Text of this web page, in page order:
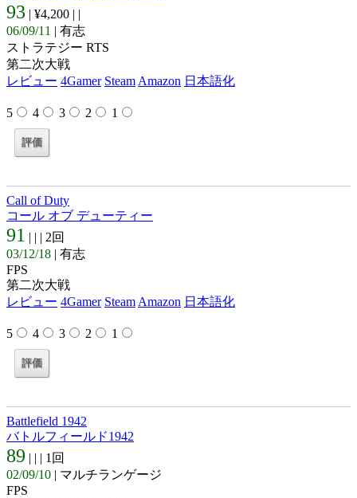
93 | ¥4,200 | |
06/09/11 | 有志
ストラテジー RTS
第二次大戦
レビュー 4Gamer Steam Amazon 日本語化
5 4 3 2 1
Call of Duty
コール オブ デューティー
91 | | | 2回
03/12/18 | 有志
FPS
第二次大戦
レビュー 4Gamer Steam Amazon 日本語化
5 4 3 2 1
Battlefield 1942
バトルフィールド1942
89 | | | 1回
02/09/10 | マルチランゲージ
FPS